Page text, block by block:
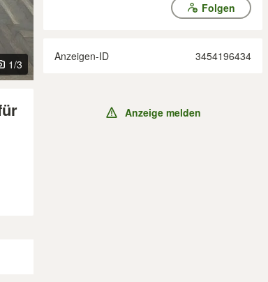
1/3
Folgen
Anzeigen-ID 3454196434
Anzeige melden